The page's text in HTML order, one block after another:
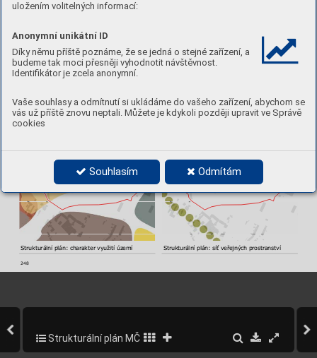
uložením volitelných informací:
Anonymní unikátní ID
Díky němu příště poznáme, že se jedná o stejné zařízení, a
budeme tak moci přesněji vyhodnotit návštěvnost.
Identifikátor je zcela anonymní.
Vaše souhlasy a odmítnutí si ukládáme do vašeho zařízení, abychom se
vás už příště znovu neptali. Můžete je kdykoli později upravit ve Správě
cookies
Souhlasím Odmítám
248
Strukturální plán: charakter využití území Strukturální plán: síť veřejných prostranství
Strukturální plán MČ Praha 5